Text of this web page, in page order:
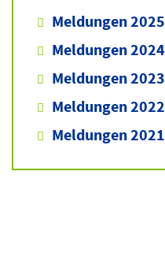
Meldungen 2025
Meldungen 2024
Meldungen 2023
Meldungen 2022
Meldungen 2021